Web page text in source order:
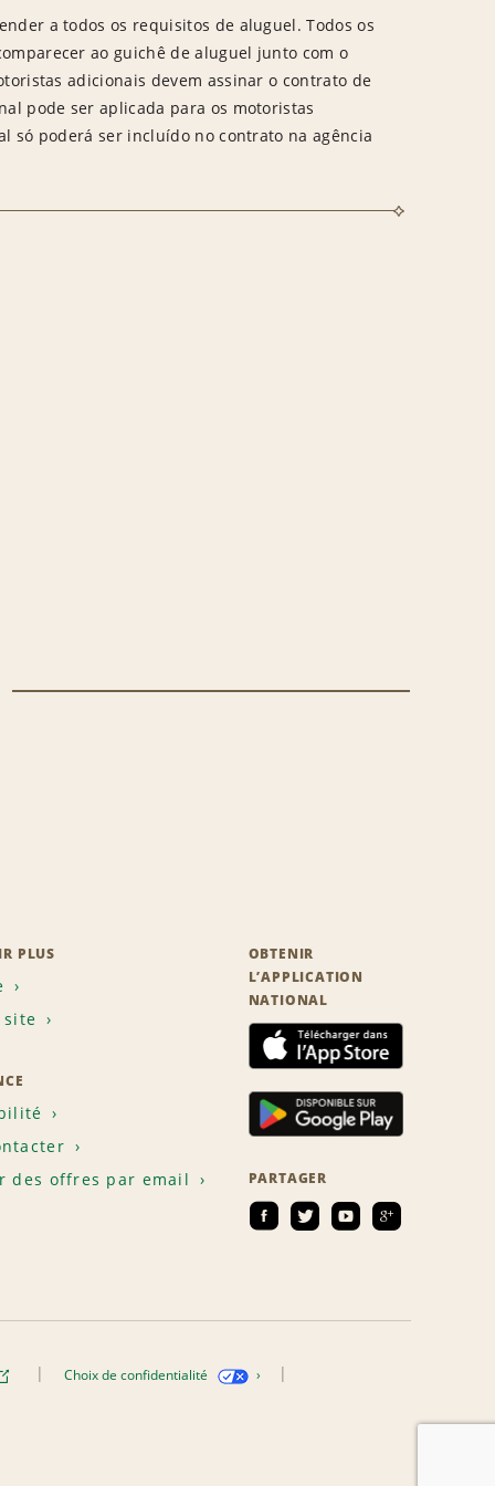
a todos os requisitos de aluguel. Todos os
ao guichê de aluguel junto com o
adicionais devem assinar o contrato de
pode ser aplicada para os motoristas
só poderá ser incluído no contrato na agência
PLUS
site
des offres par email
OBTENIR
L’APPLICATION
NATIONAL
PARTAGER
Choix de confidentialité